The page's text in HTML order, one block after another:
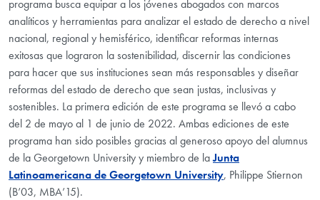
programa busca equipar a los jóvenes abogados con marcos
analíticos y herramientas para analizar el estado de derecho a nivel
nacional, regional y hemisférico, identificar reformas internas
exitosas que lograron la sostenibilidad, discernir las condiciones
para hacer que sus instituciones sean más responsables y diseñar
reformas del estado de derecho que sean justas, inclusivas y
sostenibles. La primera edición de este programa se llevó a cabo
del 2 de mayo al 1 de junio de 2022. Ambas ediciones de este
programa han sido posibles gracias al generoso apoyo del alumnus
de la Georgetown University y miembro de laJunta
Latinoamericana de Georgetown University, Philippe Stiernon
(B’03, MBA’15).